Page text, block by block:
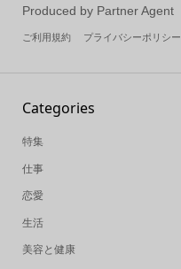
Produced by Partner Agent
ご利用規約 プライバシーポリシー
Categories
特集
仕事
恋愛
生活
美容と健康